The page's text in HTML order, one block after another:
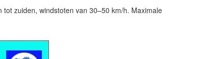
zuiden, windstoten van 30–50 km/h. Maximale